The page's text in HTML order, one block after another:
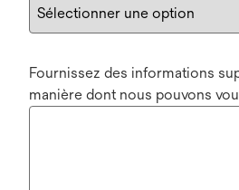
Fournissez des informations
manière dont nous pouvons